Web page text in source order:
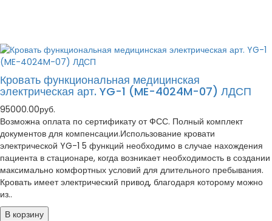
Кровать функциональная медицинская
электрическая арт. YG-1 (ME-4024M-07) ЛДСП
95000.00руб.
Возможна оплата по сертификату от ФСС. Полный комплект
документов для компенсации.Использование кровати
электрической YG-1 5 функций необходимо в случае нахождения
пациента в стационаре, когда возникает необходимость в создании
максимально комфортных условий для длительного пребывания.
Кровать имеет электрический привод, благодаря которому можно
из..
В корзину